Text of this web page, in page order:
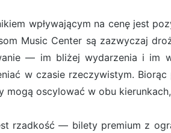
wpływającym na cenę jest
Music Center są zazwyczaj
— im bliżej wydarzenia i im
w czasie rzeczywistym.
mogą oscylować w obu
rzadkość — bilety premium z